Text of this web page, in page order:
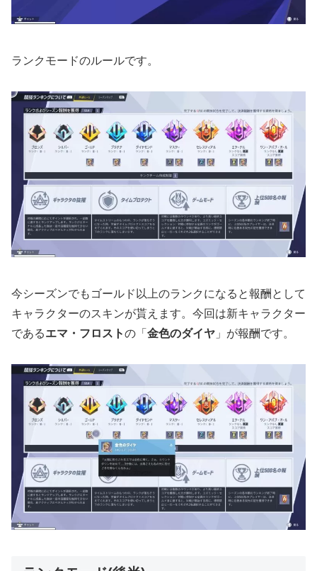
ランクモードのルールです。
今シーズンでもゴールド以上のランクになると報酬として
キャラクターのスキンが貰えます。今回は新キャラクター
であるエマ・フロストの「 金色のダイヤ 」が報酬です。